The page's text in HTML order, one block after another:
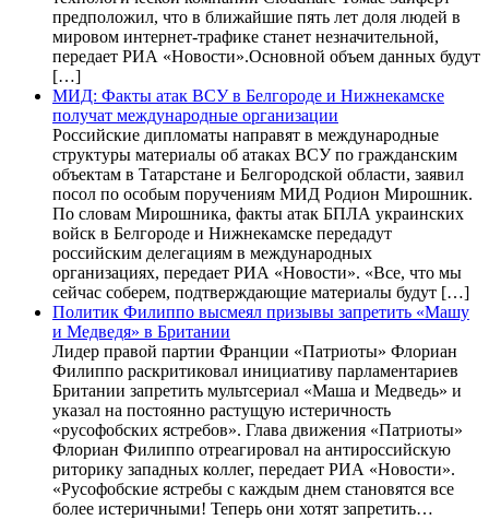
предположил, что в ближайшие пять лет доля людей в
мировом интернет-трафике станет незначительной,
передает РИА «Новости».Основной объем данных будут
[…]
МИД: Факты атак ВСУ в Белгороде и Нижнекамске
получат международные организации
Российские дипломаты направят в международные
структуры материалы об атаках ВСУ по гражданским
объектам в Татарстане и Белгородской области, заявил
посол по особым поручениям МИД Родион Мирошник.
По словам Мирошника, факты атак БПЛА украинских
войск в Белгороде и Нижнекамске передадут
российским делегациям в международных
организациях, передает РИА «Новости». «Все, что мы
сейчас соберем, подтверждающие материалы будут […]
Политик Филиппо высмеял призывы запретить «Машу
и Медведя» в Британии
Лидер правой партии Франции «Патриоты» Флориан
Филиппо раскритиковал инициативу парламентариев
Британии запретить мультсериал «Маша и Медведь» и
указал на постоянно растущую истеричность
«русофобских ястребов». Глава движения «Патриоты»
Флориан Филиппо отреагировал на антироссийскую
риторику западных коллег, передает РИА «Новости».
«Русофобские ястребы с каждым днем становятся все
более истеричными! Теперь они хотят запретить…